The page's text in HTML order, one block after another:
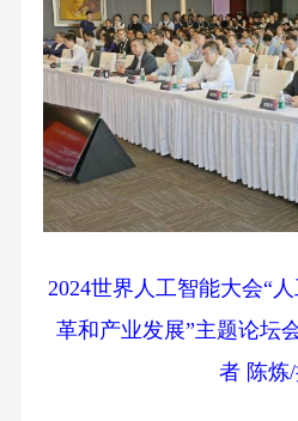
2024世界人工智能大会“
革和产业发展”主题论坛
者 陈炼